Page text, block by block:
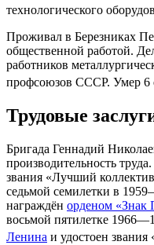
технологического
Проживал в Березниках
общественной работой.
работников
профсоюзов СССР. Умер 6
Трудовые
Бригада Геннадий
производительность
звания «Лучший
седьмой семилетки в 1959
награждён орденом «Знак
восьмой пятилетке 1966—
Ленина и удостоен звания